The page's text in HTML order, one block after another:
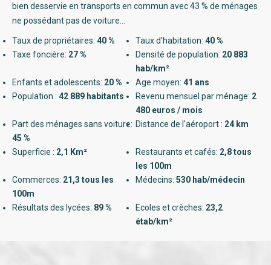
bien desservie en transports en commun avec 43 % de ménages
ne possédant pas de voiture...
Taux de propriétaires: 40 % Taux d'habitation: 40 %
Taxe foncière: 27 % Densité de population: 20 883
hab/km²
Enfants et adolescents: 20 % Age moyen: 41 ans
Population : 42 889 habitants Revenu mensuel par ménage: 2
480 euros / mois
Part des ménages sans voiture:
45 %
Distance de l'aéroport : 24 km
Superficie : 2,1 Km² Restaurants et cafés: 2,8 tous
les 100m
Commerces: 21,3 tous les
100m
Médecins: 530 hab/médecin
Résultats des lycées: 89 % Ecoles et crèches: 23,2
étab/km²